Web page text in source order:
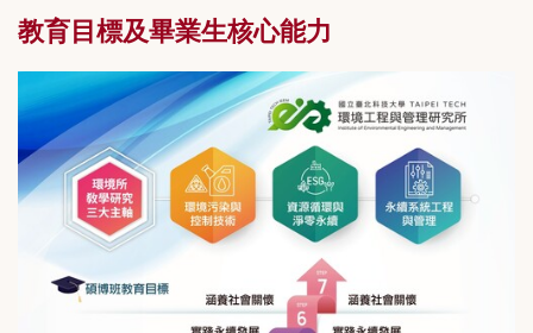
區
教育目標及畢業生核心能力